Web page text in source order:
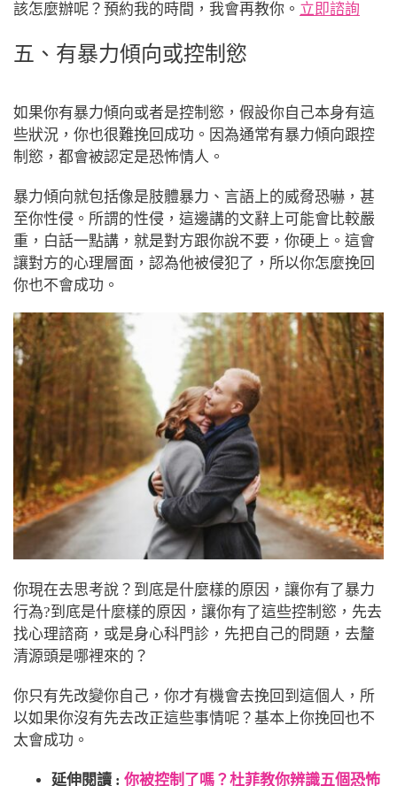
該怎麼辦呢？預約我的時間，我會再教你。 立即諮詢
五、有暴力傾向或控制慾
如果你有暴力傾向或者是控制慾，假設你自己本身有這
些狀況，你也很難挽回成功。因為通常有暴力傾向跟控
制慾，都會被認定是恐怖情人。
暴力傾向就包括像是肢體暴力、言語上的威脅恐嚇，甚
至你性侵。所謂的性侵，這邊講的文辭上可能會比較嚴
重，白話一點講，就是對方跟你說不要，你硬上。這會
讓對方的心理層面，認為他被侵犯了，所以你怎麼挽回
你也不會成功。
你現在去思考說？到底是什麼樣的原因，讓你有了暴力
行為?到底是什麼樣的原因，讓你有了這些控制慾，先去
找心理諮商，或是身心科門診，先把自己的問題，去釐
清源頭是哪裡來的？
你只有先改變你自己，你才有機會去挽回到這個人，所
以如果你沒有先去改正這些事情呢？基本上你挽回也不
太會成功。
延伸閱讀 : 你被控制了嗎？杜菲教你辨識五個恐怖